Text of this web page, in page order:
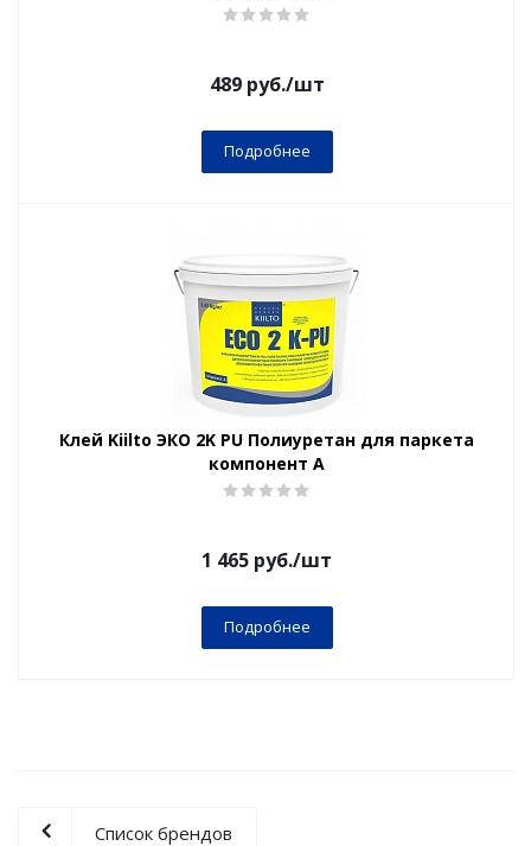
489руб./шт
Подробнее
Клей Kiilto ЭКО 2K PU Полиуретан для паркета
компонент A
1 465 руб./шт
Подробнее
Список брендов